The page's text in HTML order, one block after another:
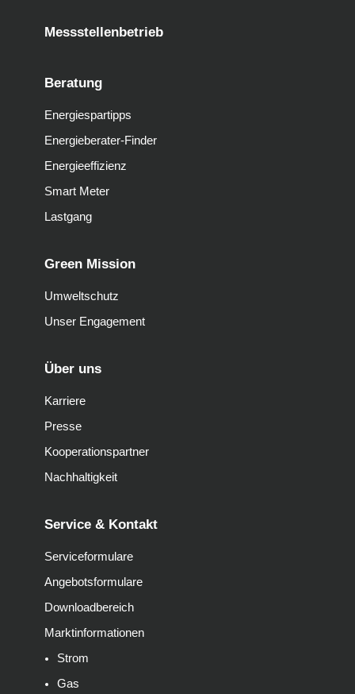
Messstellenbetrieb
Beratung
Energiespartipps
Energieberater-Finder
Energieeffizienz
Smart Meter
Lastgang
Green Mission
Umweltschutz
Unser Engagement
Über uns
Karriere
Presse
Kooperationspartner
Nachhaltigkeit
Service & Kontakt
Serviceformulare
Angebotsformulare
Downloadbereich
Marktinformationen
Strom
Gas